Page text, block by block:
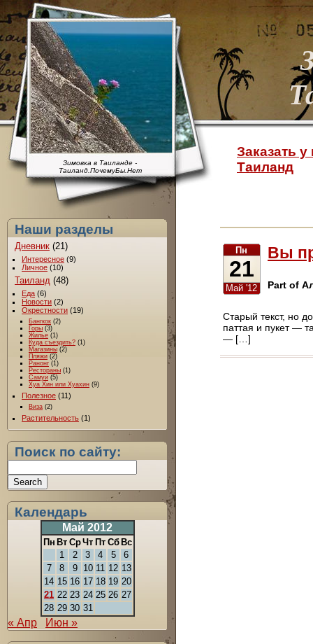
Зимовка в Таиланде -
Таиланд.ПочемуБы.Нет
Заказать у
Таиланд
Наши разделы
Дневник (21)
Интересное (9)
Личное (10)
Таиланд (48)
Еда (6)
Новости (2)
Окрестности (19)
Бангкок (2)
Горы (3)
Жилье (1)
Куда съездить? (1)
Магазины (2)
Пляжи (2)
Ранонг (1)
Рестораны (1)
Самуи (5)
Хуа Хин или Хуахин (9)
Полезное (11)
Виза (2)
Растительность (1)
Поиск по сайту:
Календарь
Май 2012
Пн Вт СрЧт Пт Сб Вс
1
2 3 4 5
6
7
8 9 10 11 12 13
14 15 16 17 18 19 20
21 22 23 24 25 26 27
28 29 30 31
« Апр Июн »
Пн
21
Май '12
Вы
Part of
Старый текст, но
паттая и пукет —
— […]